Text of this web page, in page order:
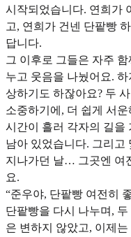
시작되었습니다. 연희가
고, 연희가 건넨 단팥빵
답니다.
그 이후로 그들은 자주
누고 웃음을 나눴어요.
상하기도 하잖아요? 두
소중하기에, 더 쉽게 서
시간이 흘러 각자의 길을
남아 있었습니다. 그리고
지나가던 날… 그곳엔 여
요.
“준우야, 단팥빵 여전히
단팥빵을 다시 나누며,
은 변하지 않았고, 이제